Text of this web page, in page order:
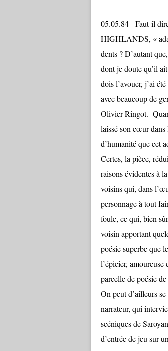
05.05.84 - Faut-il
HIGHLANDS, «
dents ? D’autant
dont je doute qu’il
dois l’avouer, j’ai
avec beaucoup de
Olivier Ringot.
laissé son cœur dans
d’humanité que cet
Certes, la pièce,
raisons évidentes à
voisins qui, dans
personnage à tout
foule, ce qui, bien
voisin apportant
poésie superbe que
l’épicier,
parcelle de poésie
On peut d’ailleurs
narrateur, qui
scéniques de
d’entrée de jeu sur